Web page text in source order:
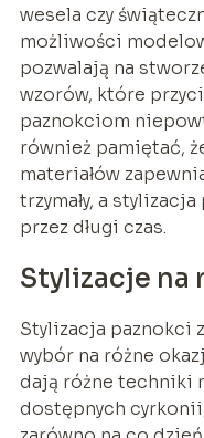
wesela czy
możliwości
pozwalają na
wzorów, które
paznokciom
również pamiętać,
materiałów
trzymały, a
przez długi czas.
Stylizacje na
Stylizacja paznokci
wybór na różne
dają różne techniki
dostępnych